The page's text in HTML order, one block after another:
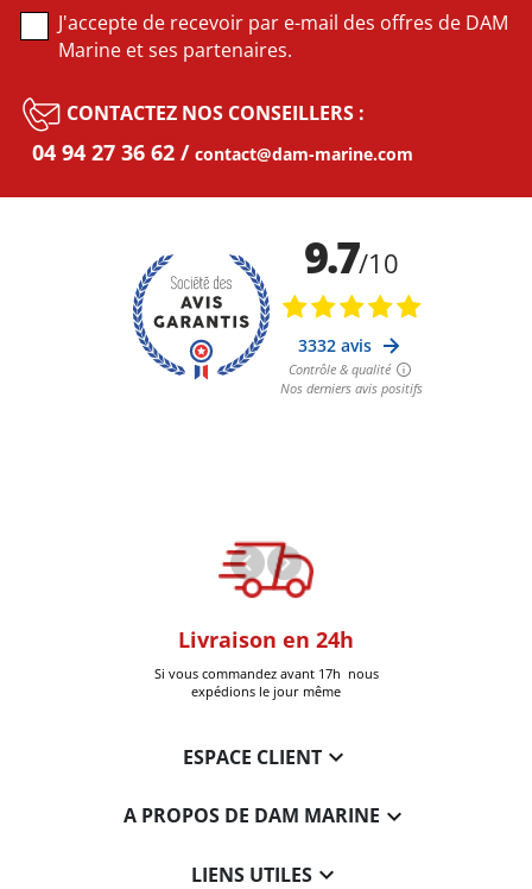
Livraison en 24h
Si vous commandez avant 17h nous
expédions le jour même
J'accepte de recevoir par e-mail des offres de DAM
Marine et ses partenaires.
CONTACTEZ NOS CONSEILLERS :
04 94 27 36 62 contact@dam-marine.com
ESPACE CLIENT
A PROPOS DE DAM MARINE 
LIENS UTILES 